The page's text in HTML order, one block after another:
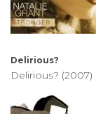
Delirious?
Delirious?